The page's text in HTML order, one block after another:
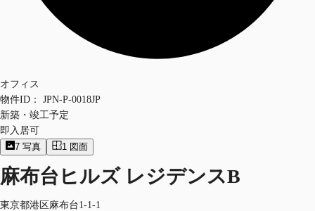
オフィス
物件ID：
JPN-P-0018JP
新築・竣工予定
即入居可
7 写真 1 図面
麻布台ヒルズ レジデンスB
東京都港区麻布台1-1-1